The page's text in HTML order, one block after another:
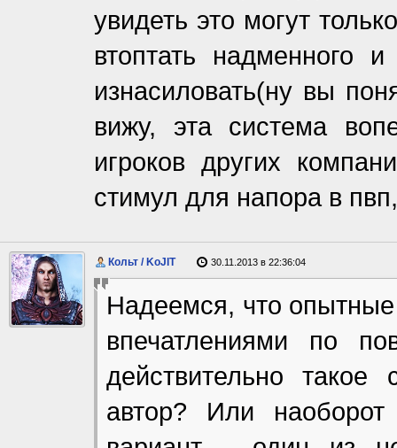
увидеть это могут
втоптать надменного
изнасиловать(ну вы
вижу, эта система
игроков других
стимул для напора в
Кольт / KoJIT 30.11.2013 в 22:36:04
Надеемся, что
впечатлениями по
действительно такое
автор? Или